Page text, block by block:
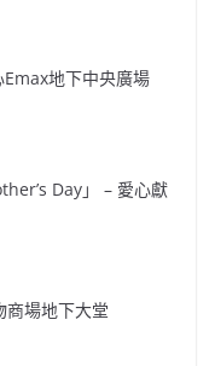
地下中央廣場
Day」 – 愛心獻
商場地下大堂